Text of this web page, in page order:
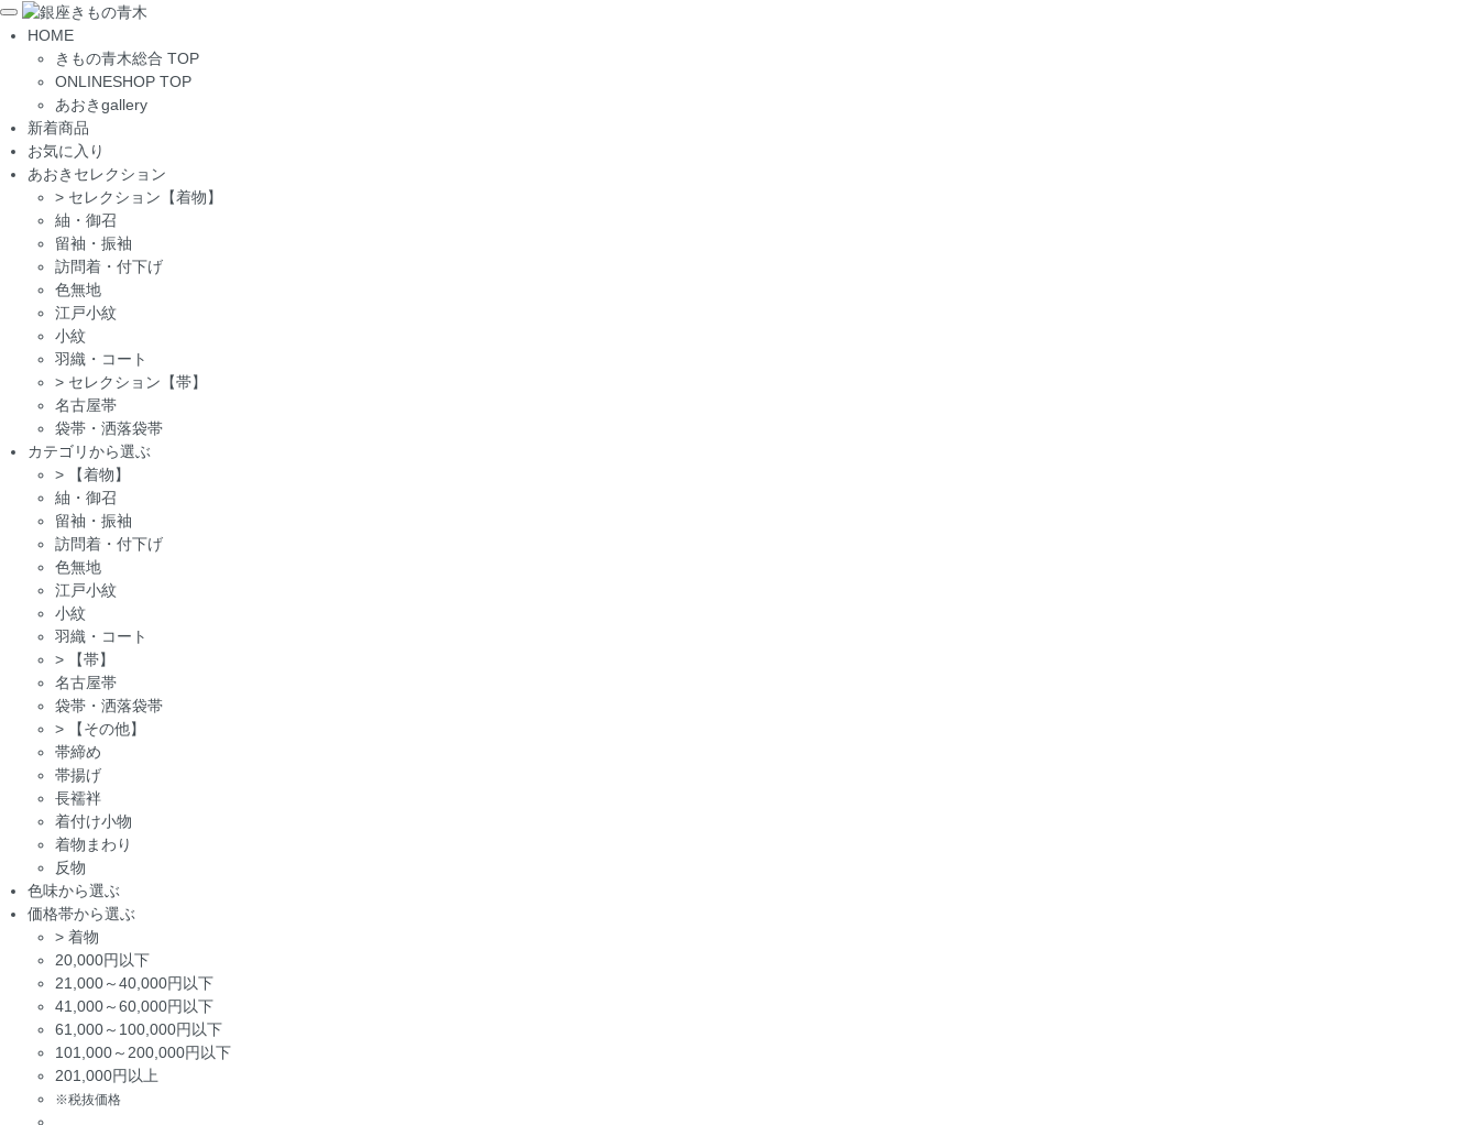
Toggle
navigation
HOME
きもの青木総合 TOP
ONLINESHOP TOP
あおきgallery
新着商品
お気に入り
あおきセレクション
> セレクション【着物】
紬・御召
留袖・振袖
訪問着・付下げ
色無地
江戸小紋
小紋
羽織・コート
> セレクション【帯】
名古屋帯
袋帯・洒落袋帯
カテゴリから選ぶ
>
【着物】
紬・御召
留袖・振袖
訪問着・付下げ
色無地
江戸小紋
小紋
羽織・コート
>
【帯】
名古屋帯
袋帯・洒落袋帯
>
【その他】
帯締め
帯揚げ
長襦袢
着付け小物
着物まわり
反物
色味から選ぶ
価格帯から選ぶ
> 着物
20,000円以下
21,000～40,000円以下
41,000～60,000円以下
61,000～100,000円以下
101,000～200,000円以下
201,000円以上
※税抜価格